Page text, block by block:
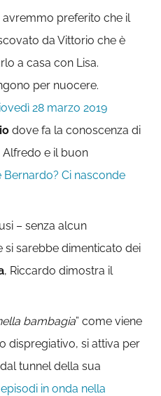
preferito che il
da Vittorio che è
a casa con Lisa.
per nuocere.
28 marzo 2019
dove fa la conoscenza di
Alfredo e il buon
Bernardo? Ci nasconde
– senza alcun
sarebbe dimenticato dei
, Riccardo dimostra il
bambagia” come viene
dispregiativo, si attiva per
tunnel della sua
episodi in onda nella